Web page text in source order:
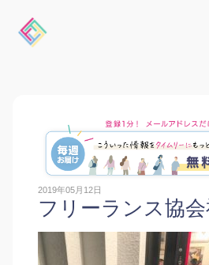
2019年05月12日
フリーランス協